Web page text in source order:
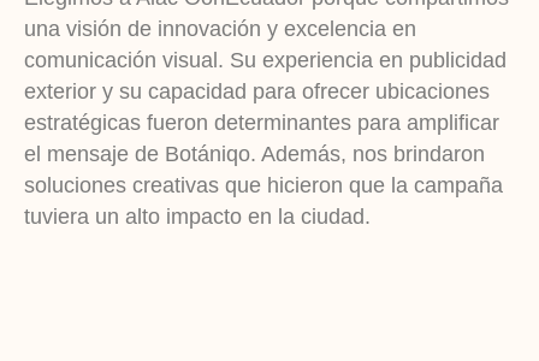
una visión de innovación y excelencia en
comunicación visual. Su experiencia en publicidad
exterior y su capacidad para ofrecer ubicaciones
estratégicas fueron determinantes para amplificar
el mensaje de Botániqo. Además, nos brindaron
soluciones creativas que hicieron que la campaña
tuviera un alto impacto en la ciudad.